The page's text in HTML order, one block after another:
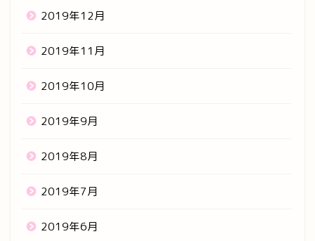
2019年12月
2019年11月
2019年10月
2019年9月
2019年8月
2019年7月
2019年6月